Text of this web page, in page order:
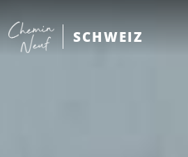
SCHWEIZ